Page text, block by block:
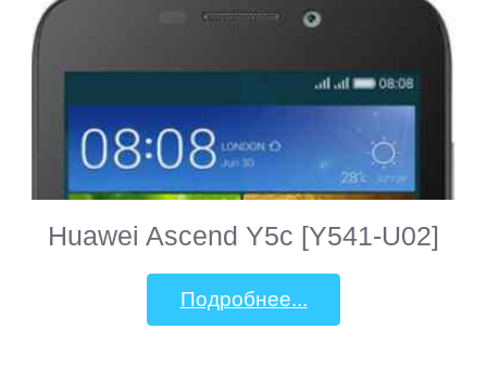
Huawei Ascend Y5c [Y541-U02]
Подробнее...